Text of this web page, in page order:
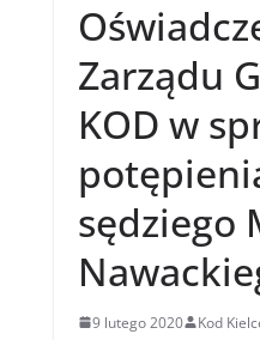
Zarządu
KOD w
sędziego
9 lutego 2020 Kod